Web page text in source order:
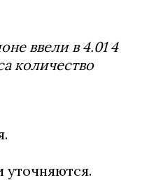
ввели в 4.01 4
количество